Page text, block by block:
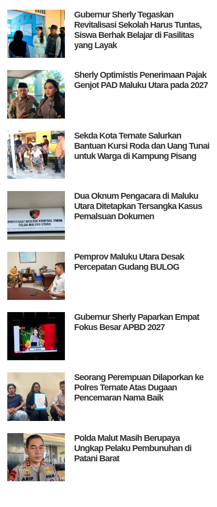
Gubernur Sherly Tegaskan
Revitalisasi Sekolah Harus Tuntas,
Siswa Berhak Belajar di Fasilitas
yang Layak
Sherly Optimistis Penerimaan Pajak
Genjot PAD Maluku Utara pada 2027
Sekda Kota Ternate Salurkan
Bantuan Kursi Roda dan Uang Tunai
untuk Warga di Kampung Pisang
Dua Oknum Pengacara di Maluku
Utara Ditetapkan Tersangka Kasus
Pemalsuan Dokumen
Pemprov Maluku Utara Desak
Percepatan Gudang BULOG
Gubernur Sherly Paparkan Empat
Fokus Besar APBD 2027
Seorang Perempuan Dilaporkan ke
Polres Ternate Atas Dugaan
Pencemaran Nama Baik
Polda Malut Masih Berupaya
Ungkap Pelaku Pembunuhan di
Patani Barat